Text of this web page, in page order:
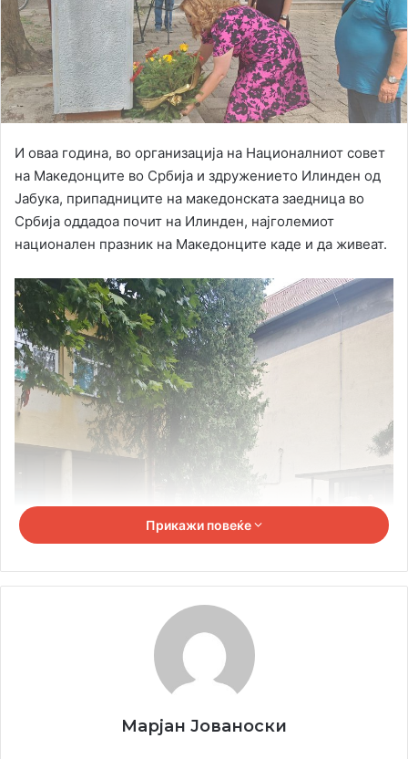
И оваа година, во организација на Националниот совет
на Македонците во Србија и здружението Илинден од
Јабука, припадниците на македонската заедница во
Србија оддадоа почит на Илинден, најголемиот
национален празник на Македонците каде и да живеат.
Прикажи повеќе
Марјан Јованоски